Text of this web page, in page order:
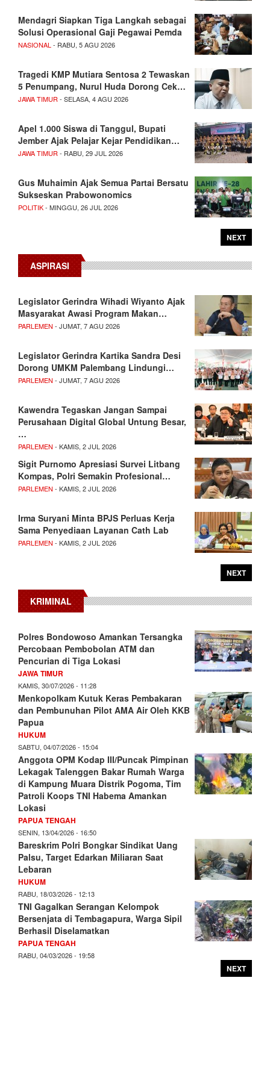
Mendagri Siapkan Tiga Langkah sebagai
Solusi Operasional Gaji Pegawai Pemda
NASIONAL - RABU, 5 AGU 2026
Tragedi KMP Mutiara Sentosa 2 Tewaskan
5 Penumpang, Nurul Huda Dorong Cek…
JAWA TIMUR - SELASA, 4 AGU 2026
Apel 1.000 Siswa di Tanggul, Bupati
Jember Ajak Pelajar Kejar Pendidikan…
JAWA TIMUR - RABU, 29 JUL 2026
Gus Muhaimin Ajak Semua Partai Bersatu
Sukseskan Prabowonomics
POLITIK- MINGGU, 26 JUL 2026
NEXT
ASPIRASI
Legislator Gerindra Wihadi Wiyanto Ajak
Masyarakat Awasi Program Makan…
PARLEMEN - JUMAT, 7 AGU 2026
Legislator Gerindra Kartika Sandra Desi
Dorong UMKM Palembang Lindungi…
PARLEMEN - JUMAT, 7 AGU 2026
Kawendra Tegaskan Jangan Sampai
Perusahaan Digital Global Untung Besar,
…
PARLEMEN - KAMIS, 2 JUL 2026
Sigit Purnomo Apresiasi Survei Litbang
Kompas, Polri Semakin Profesional…
PARLEMEN - KAMIS, 2 JUL 2026
Irma Suryani Minta BPJS Perluas Kerja
Sama Penyediaan Layanan Cath Lab
PARLEMEN - KAMIS, 2 JUL 2026
NEXT
KRIMINAL
Polres Bondowoso Amankan Tersangka
Percobaan Pembobolan ATM dan
Pencurian di Tiga Lokasi
JAWA TIMUR
KAMIS, 30/07/2026 - 11:28
Menkopolkam Kutuk Keras Pembakaran
dan Pembunuhan Pilot AMA Air Oleh KKB
Papua
HUKUM
SABTU, 04/07/2026 - 15:04
Anggota OPM Kodap III/Puncak Pimpinan
Lekagak Talenggen Bakar Rumah Warga
di Kampung Muara Distrik Pogoma, Tim
Patroli Koops TNI Habema Amankan
Lokasi
PAPUA TENGAH
SENIN, 13/04/2026 - 16:50
Bareskrim Polri Bongkar Sindikat Uang
Palsu, Target Edarkan Miliaran Saat
Lebaran
HUKUM
RABU, 18/03/2026 - 12:13
TNI Gagalkan Serangan Kelompok
Bersenjata di Tembagapura, Warga Sipil
Berhasil Diselamatkan
PAPUA TENGAH
RABU, 04/03/2026 - 19:58
NEXT